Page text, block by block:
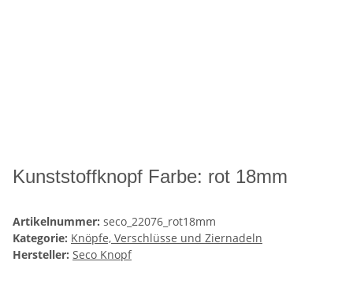
Kunststoffknopf Farbe: rot 18mm
Artikelnummer: seco_22076_rot18mm
Kategorie: Knöpfe, Verschlüsse und Ziernadeln
Hersteller: Seco Knopf